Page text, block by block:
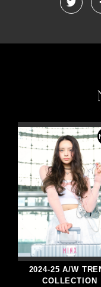
2024-25 A/W
COLLECTION